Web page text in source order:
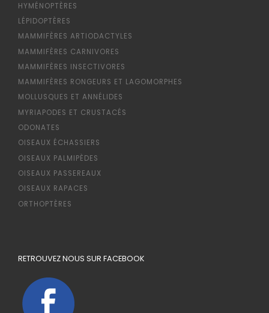
HYMÉNOPTÈRES
LÉPIDOPTÈRES
MAMMIFÈRES ARTIODACTYLES
MAMMIFÈRES CARNIVORES
MAMMIFÈRES INSECTIVORES
MAMMIFÈRES RONGEURS ET LAGOMORPHES
MOLLUSQUES ET ANNÉLIDES
MYRIAPODES ET CRUSTACÉS
ODONATES
OISEAUX ÉCHASSIERS
OISEAUX PALMIPÈDES
OISEAUX PASSEREAUX
OISEAUX RAPACES
ORTHOPTÈRES
RETROUVEZ NOUS SUR FACEBOOK